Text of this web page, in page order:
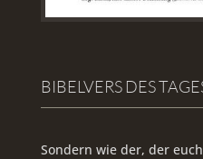
BIBELVERS DES
Sondern wie der, der